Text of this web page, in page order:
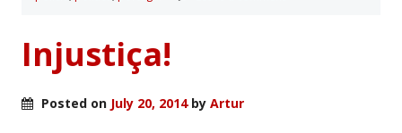
Injustiça!
Posted on July 20, 2014by Artur